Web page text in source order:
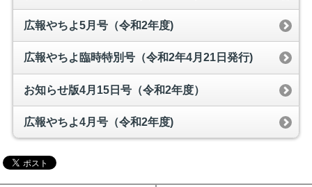
広報やちよ5月号（令和2年度)
広報やちよ臨時特別号（令和2年4月21日発行)
お知らせ版4月15日号（令和2年度）
広報やちよ4月号（令和2年度)